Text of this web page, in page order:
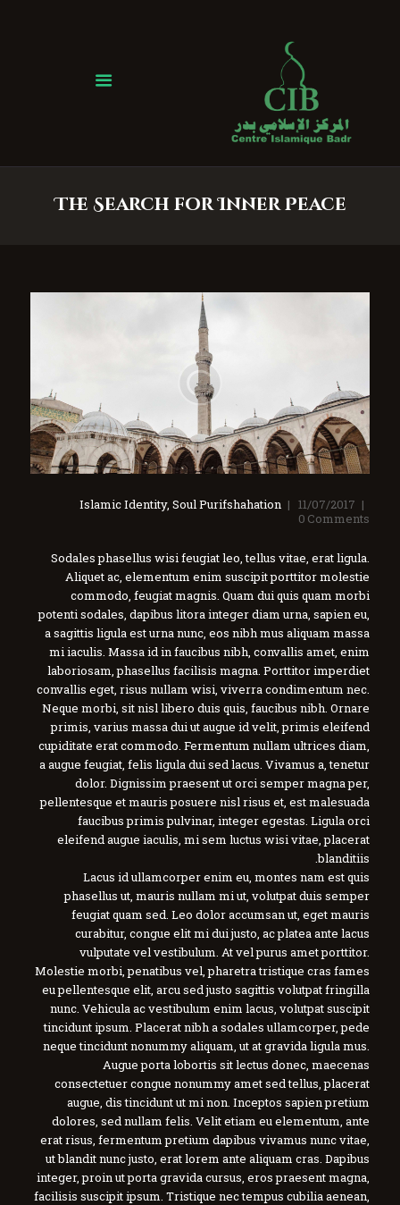
The Search for Inner Peace
Centre Islamique Badr
Accueil
À propos
Services
Islamic Identity,Soul Purifshahation
11/07/2017
0 Comments
Sodales phasellus wisi feugiat leo, tellus vitae, erat ligula.
Aliquet ac, elementum enim suscipit porttitor molestie
commodo, feugiat magnis. Quam dui quis quam morbi
potenti sodales, dapibus litora integer diam urna, sapien eu,
a sagittis ligula est urna nunc, eos nibh mus aliquam massa
mi iaculis. Massa id in faucibus nibh, convallis amet, enim
laboriosam, phasellus facilisis magna. Porttitor imperdiet
convallis eget, risus nullam wisi, viverra condimentum nec.
Neque morbi, sit nisl libero duis quis, faucibus nibh. Ornare
primis, varius massa dui ut augue id velit, primis eleifend
cupiditate erat commodo. Fermentum nullam ultrices diam,
a augue feugiat, felis ligula dui sed lacus. Vivamus a, tenetur
dolor. Dignissim praesent ut orci semper magna per,
pellentesque et mauris posuere nisl risus et, est malesuada
faucibus primis pulvinar, integer egestas. Ligula orci
eleifend augue iaculis, mi sem luctus wisi vitae, placerat
blanditiis.
Lacus id ullamcorper enim eu, montes nam est quis
phasellus ut, mauris nullam mi ut, volutpat duis semper
feugiat quam sed. Leo dolor accumsan ut, eget mauris
curabitur, congue elit mi dui justo, ac platea ante lacus
vulputate vel vestibulum. At vel purus amet porttitor.
Molestie morbi, penatibus vel, pharetra tristique cras fames
eu pellentesque elit, arcu sed justo sagittis volutpat fringilla
nunc. Vehicula ac vestibulum enim lacus, volutpat suscipit
tincidunt ipsum. Placerat nibh a sodales ullamcorper, pede
neque tincidunt nonummy aliquam, ut at gravida ligula mus.
Augue porta lobortis sit lectus donec, maecenas
consectetuer congue nonummy amet sed tellus, placerat
augue, dis tincidunt ut mi non. Inceptos sapien pretium
dolores, sed nullam felis. Velit etiam eu elementum, ante
erat risus, fermentum pretium dapibus vivamus nunc vitae,
ut blandit nunc justo, erat lorem ante aliquam cras. Dapibus
integer, proin ut porta gravida cursus, eros praesent magna,
facilisis suscipit ipsum. Tristique nec tempus cubilia aenean,